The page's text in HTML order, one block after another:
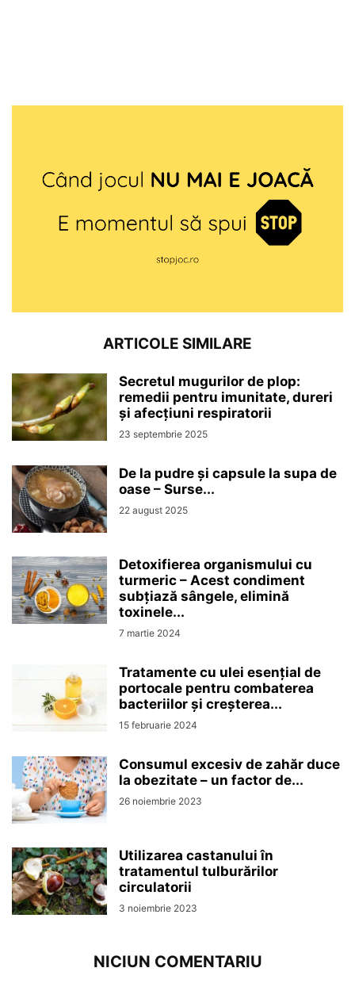
ARTICOLE SIMILARE
Secretul mugurilor de plop:
remedii pentru imunitate, dureri
și afecțiuni respiratorii
23 septembrie 2025
De la pudre și capsule la supa de
oase – Surse...
22 august 2025
Detoxifierea organismului cu
turmeric – Acest condiment
subțiază sângele, elimină
toxinele...
7 martie 2024
Tratamente cu ulei esențial de
portocale pentru combaterea
bacteriilor și creșterea...
15 februarie 2024
Consumul excesiv de zahăr duce
la obezitate – un factor de...
26 noiembrie 2023
Utilizarea castanului în
tratamentul tulburărilor
circulatorii
3 noiembrie 2023
NICIUN COMENTARIU